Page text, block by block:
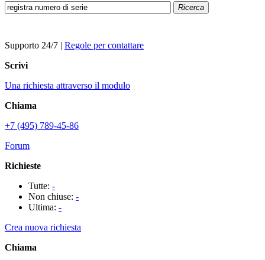
Ricerca
Supporto 24/7 | Regole per contattare
Scrivi
Una richiesta attraverso il modulo
Chiama
+7 (495) 789-45-86
Forum
Richieste
Tutte: -
Non chiuse: -
Ultima: -
Crea nuova richiesta
Chiama